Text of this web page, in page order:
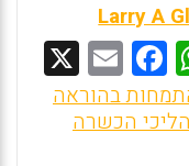
Larry A
W
h
at
F
a
ce
E
m
ai
בהוראה
הכשרה